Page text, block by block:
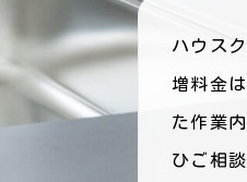
ハウス
増料金
た作業
ひご相